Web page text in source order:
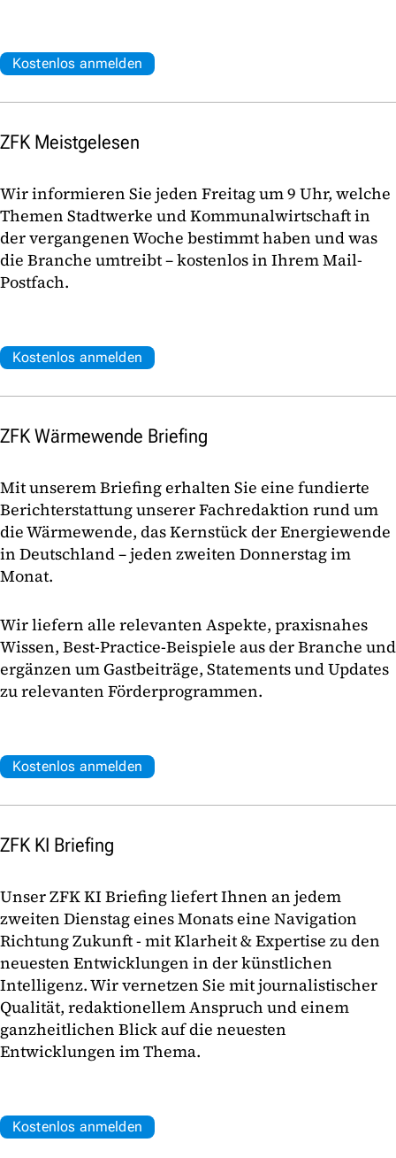
Kostenlos anmelden
ZFK Meistgelesen
Wir informieren Sie jeden Freitag um 9 Uhr, welche
Themen Stadtwerke und Kommunalwirtschaft in
der vergangenen Woche bestimmt haben und was
die Branche umtreibt – kostenlos in Ihrem Mail-
Postfach.
Kostenlos anmelden
ZFK Wärmewende Briefing
Mit unserem Briefing erhalten Sie eine fundierte
Berichterstattung unserer Fachredaktion rund um
die Wärmewende, das Kernstück der Energiewende
in Deutschland – jeden zweiten Donnerstag im
Monat.
Wir liefern alle relevanten Aspekte, praxisnahes
Wissen, Best-Practice-Beispiele aus der Branche und
ergänzen um Gastbeiträge, Statements und Updates
zu relevanten Förderprogrammen.
Kostenlos anmelden
ZFK KI Briefing
Unser ZFK KI Briefing liefert Ihnen an jedem
zweiten Dienstag eines Monats eine Navigation
Richtung Zukunft - mit Klarheit & Expertise zu den
neuesten Entwicklungen in der künstlichen
Intelligenz. Wir vernetzen Sie mit journalistischer
Qualität, redaktionellem Anspruch und einem
ganzheitlichen Blick auf die neuesten
Entwicklungen im Thema.
Kostenlos anmelden